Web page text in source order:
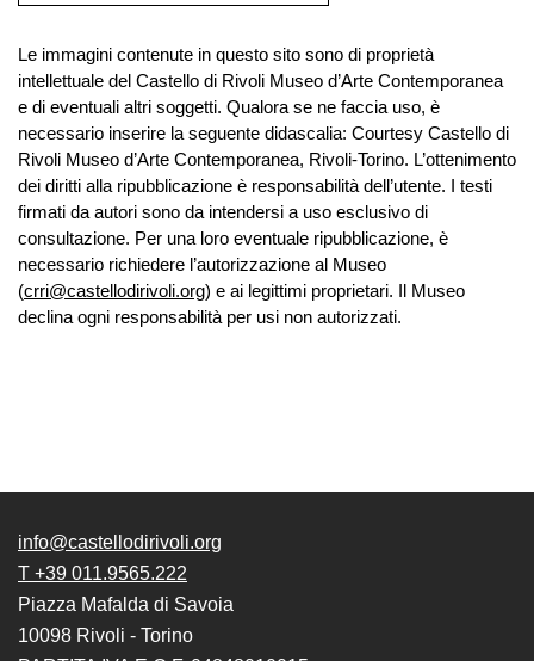
Ricerca
Famiglie
Scuole
Visite
guidate
Progetto
Summer
School
Storia
Sedi
Tutte
sedi
Le immagini contenute in questo sito sono di proprietà
intellettuale del Castello di Rivoli Museo d’Arte Contemporanea
e di eventuali altri soggetti. Qualora se ne faccia uso, è
necessario inserire la seguente didascalia: Courtesy Castello di
Rivoli Museo d’Arte Contemporanea, Rivoli-Torino. L’ottenimento
dei diritti alla ripubblicazione è responsabilità dell’utente. I testi
firmati da autori sono da intendersi a uso esclusivo di
consultazione. Per una loro eventuale ripubblicazione, è
necessario richiedere l’autorizzazione al Museo
(crri@castellodirivoli.org) e ai legittimi proprietari. Il Museo
declina ogni responsabilità per usi non autorizzati.
info@castellodirivoli.org
T +39 011.9565.222
Piazza Mafalda di Savoia
10098 Rivoli - Torino